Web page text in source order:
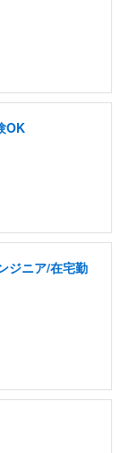
OK
ジニア/在宅勤